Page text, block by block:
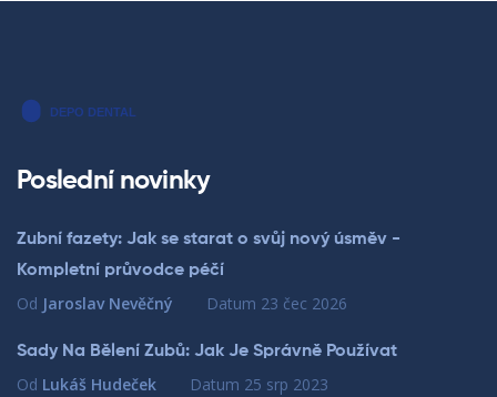
Poslední novinky
Zubní fazety: Jak se starat o svůj nový úsměv -
Kompletní průvodce péčí
Od Jaroslav Nevěčný Datum 23 čec 2026
Sady Na Bělení Zubů: Jak Je Správně Používat
Od Lukáš Hudeček Datum 25 srp 2023